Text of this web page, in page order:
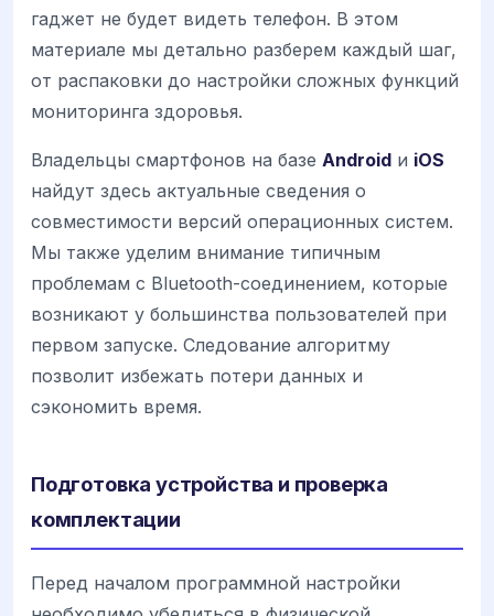
гаджет не будет видеть телефон. В этом
материале мы детально разберем каждый шаг,
от распаковки до настройки сложных функций
мониторинга здоровья.
Владельцы смартфонов на базе Android и iOS
найдут здесь актуальные сведения о
совместимости версий операционных систем.
Мы также уделим внимание типичным
проблемам с Bluetooth-соединением, которые
возникают у большинства пользователей при
первом запуске. Следование алгоритму
позволит избежать потери данных и
сэкономить время.
Подготовка устройства и проверка
комплектации
Перед началом программной настройки